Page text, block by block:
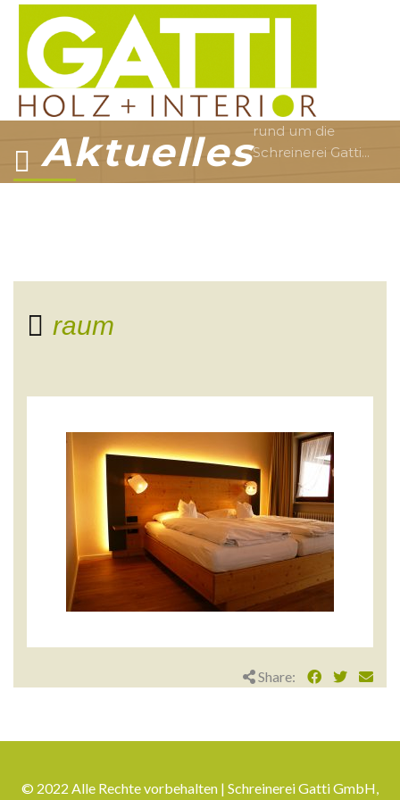
Aktuellesrund um die
Schreinerei Gatti...
raum
Share:
© 2022 Alle Rechte vorbehalten | Schreinerei Gatti GmbH,